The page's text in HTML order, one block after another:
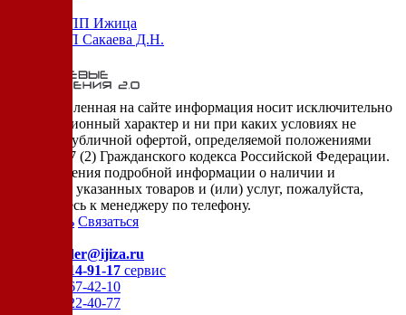
Оферта НПП Ижица
Оферта ИП Сакаева Д.Н.
* представленная на сайте информация носит исключительно
информационный характер и ни при каких условиях не
является публичной офертой, определяемой положениями
Статьи 437 (2) Гражданского кодекса Российской Федерации.
Для получения подробной информации о наличии и
стоимости указанных товаров и (или) услуг, пожалуйста,
обращайтесь к менеджеру по телефону.
Позвонить Связаться
order@ijiza.ru
+7 (969) 714-91-17 cервис
+7 (812) 467-42-10
+7 (905) 222-40-77